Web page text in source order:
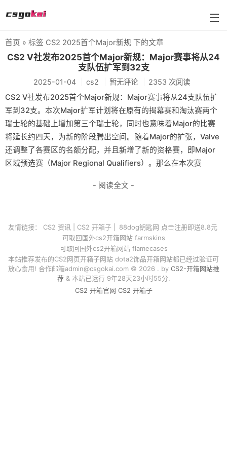
farmskins
88dog
flamecases
88hash-jp
首页 » 标签 CS2 2025首个Major新规 下的文章
CS2 V社发布2025首个Major新规：Major赛事将从24
支队伍扩军到32支
2025-01-04 cs2 暂无评论 2353 次阅读
CS2 V社发布2025首个Major新规：Major赛事将从24支队伍扩
军到32支。本次Major扩军计划将在原有的揭幕赛和淘汰赛两个
瑞士轮的基础上增加第三个瑞士轮，同时也意味着Major的比赛
将延长约四天，为新的阶段腾出空间。随着Major的扩张，Valve
还调整了各赛区的名额分配，并且新增了新的资格赛，即Major
区域预选赛（Major Regional Qualifiers）。那么在本次赛
- 阅读全文 -
友情链接： CS2 资讯 CS2 开箱子
88dog钥匙网 点击注册即送8.8元
可取回国外cs2开箱网站 farmskins
可取回国外cs2开箱网站 flamecases
本站推荐发布的CS2网页开箱子网站 dota2饰品开箱网站都已经过验证可
放心食用! 合作邮箱admin@csgokai.com© 2026 . by CS2-开箱网站推
荐& 本站已运行 9年28天23小时55分.
CS2 开箱官网 CS2 开箱子